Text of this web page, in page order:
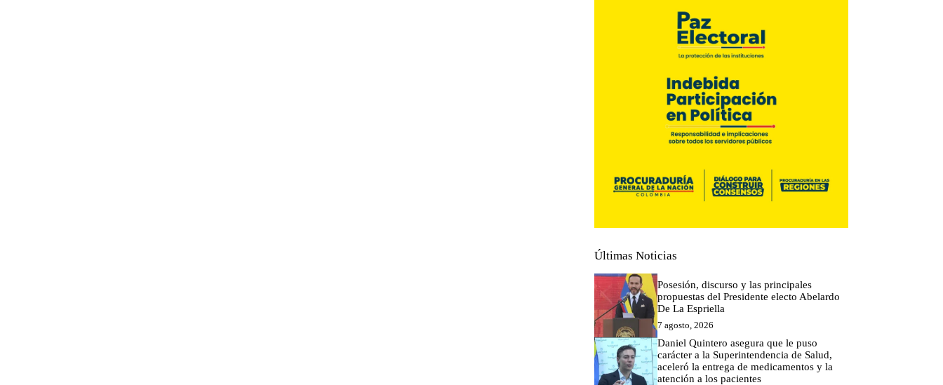
Últimas Noticias
Posesión, discurso y las principales
propuestas del Presidente electo Abelardo
De La Espriella
7 agosto, 2026
Daniel Quintero asegura que le puso
carácter a la Superintendencia de Salud,
aceleró la entrega de medicamentos y la
atención a los pacientes